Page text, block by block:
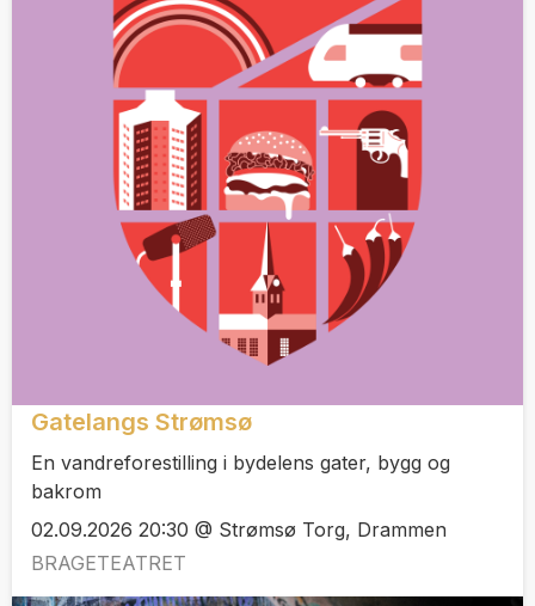
Gatelangs Strømsø
En vandreforestilling i bydelens gater, bygg og
bakrom
02.09.2026 20:30 @ Strømsø Torg, Drammen
BRAGETEATRET